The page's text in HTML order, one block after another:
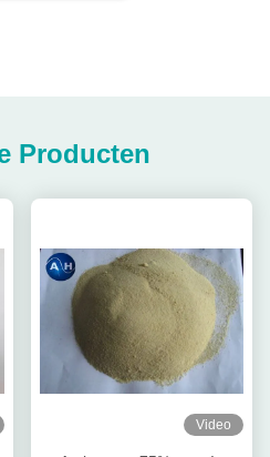
Producten
Video